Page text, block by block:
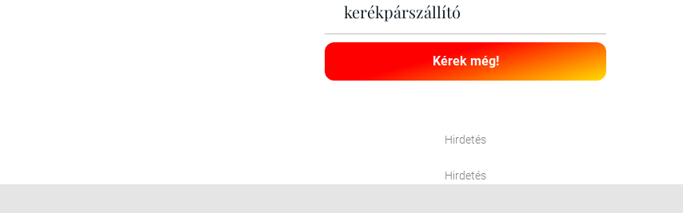
kerékpárszállító
Kérek még!
Hirdetés
Hirdetés